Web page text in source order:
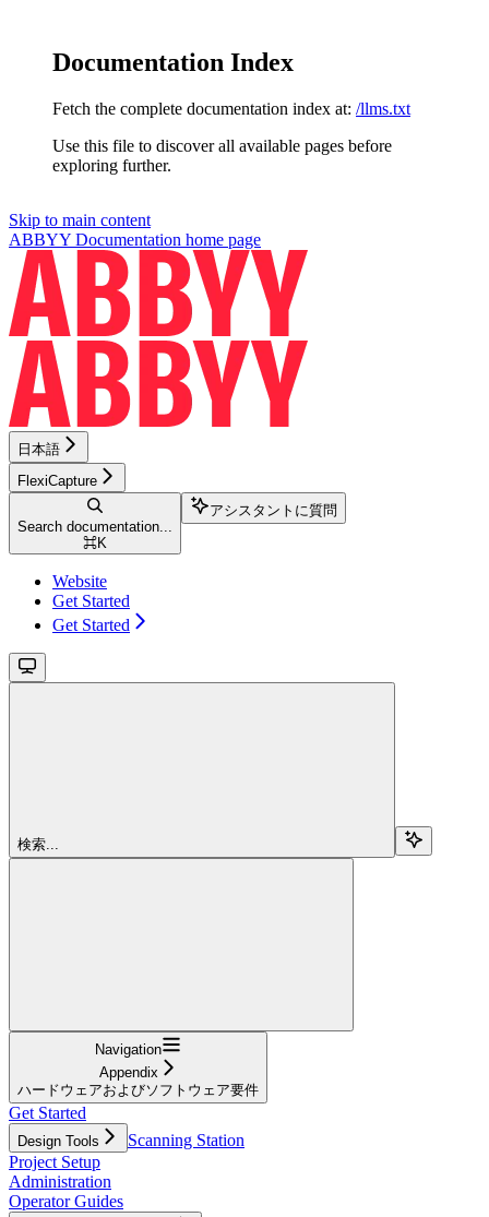
Documentation Index
Fetch the complete documentation index at: /llms.txt
Use this file to discover all available pages before
exploring further.
Skip to main content
ABBYY Documentation home page
日本語
FlexiCapture
Search documentation...
⌘K
アシスタントに質問
Website
Get Started
Get Started
検索...
Navigation
Appendix
ハードウェアおよびソフトウェア要件
Get Started
Design Tools
Scanning Station
Project Setup
Administration
Operator Guides